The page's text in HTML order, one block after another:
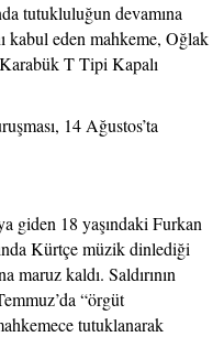
tutukluluğun devamına
kabul eden mahkeme, Oğlak
T Tipi Kapalı
14 Ağustos’ta
giden 18 yaşındaki Furkan
Kürtçe müzik dinlediği
maruz kaldı. Saldırının
“örgüt
tutuklanarak